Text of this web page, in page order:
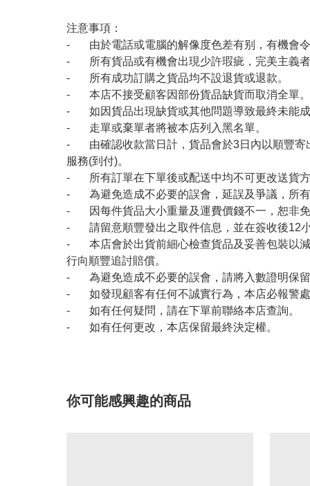
注意事項：
- 由於電話或電腦的解像度色差有别，有機會令
- 所有貨品或有機會出現少許瑕疵，完美主義
- 所有成功訂購之貨品均不設退貨或退款。
- 本店不接受顧客因部份貨品缺貨而取消全單。
- 如因貨品出現缺貨或其他問題導致最終未能成
- 走單或棄單者將被本店列入黑名單。
- 由確認收款當日計，貨品會於3日內以順豐寄
服務(到付)。
- 所有訂單在下單後或配送中均不可更改送貨方
- 為避免造成不必要的誤會，延誤及爭議，所
- 因每件貨品大小重量及運費價錢不一，恕非免
- 請留意順豐發出之取件信息，並在簽收後12
- 本店會於出貨前細心檢查貨品及妥善包裝以減
行向順豐追討賠償。
- 為避免造成不必要的誤會，請將入數證明保留
- 如發現顧客有任何不誠實行為，本店必報警
- 如有任何疑問，請在下單前聯絡本店查詢。
- 如有任何更改，本店保留最終決定權。
你可能感興趣的商品